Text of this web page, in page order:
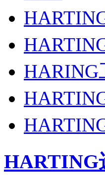
HARING
HARTING